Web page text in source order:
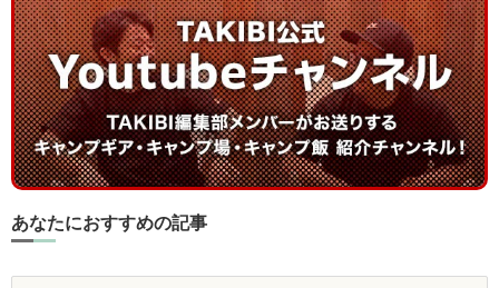
あなたにおすすめの記事